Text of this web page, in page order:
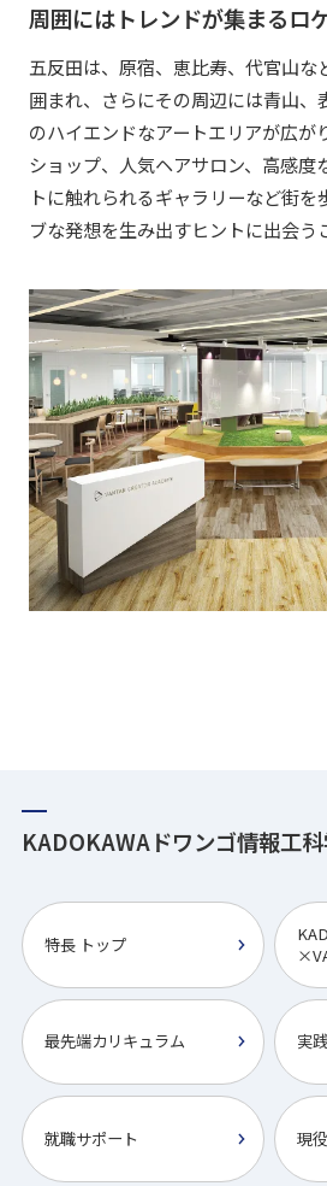
周囲にはトレンドが集まるロ
五反田は、原宿、恵比寿、代官山な
囲まれ、さらにその周辺には青山、
のハイエンドなアートエリアが広が
ショップ、人気ヘアサロン、高感度
トに触れられるギャラリーなど街を
ブな発想を生み出すヒントに出会う
KADOKAWAドワンゴ情報工
特長 トップ
最先端カリキュラム 実
就職サポート 現